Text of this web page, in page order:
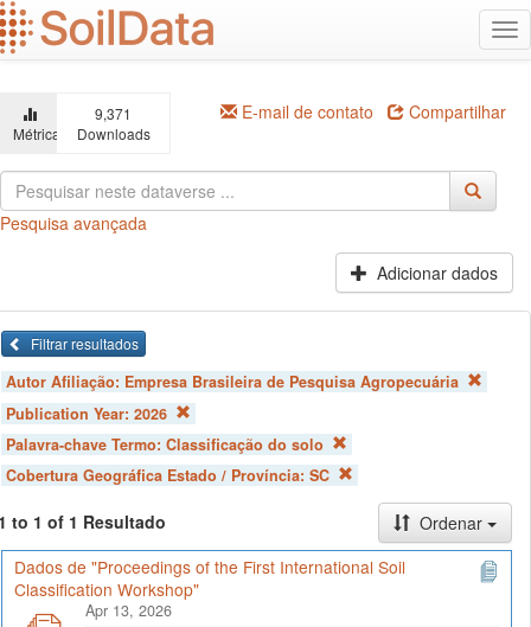
Ir
para
o
principal
Métricas
9,371
Downloads
E-mail de contato Compartilhar
Pesquisa avançada
Adicionar dados
Filtrar resultados
Autor Afiliação: Empresa Brasileira de Pesquisa Agropecuária
Publication Year: 2026
Palavra-chave Termo: Classificação do solo
Cobertura Geográfica Estado / Província: SC
to 1 of 1 Resultado
Ordenar
Dados de "Proceedings of the First International Soil
Classification Workshop"
Apr 13, 2026